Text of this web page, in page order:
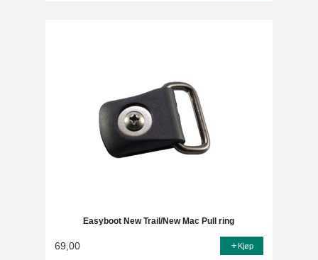
Easyboot New Trail/New Mac Pull ring
69,00 Kjøp